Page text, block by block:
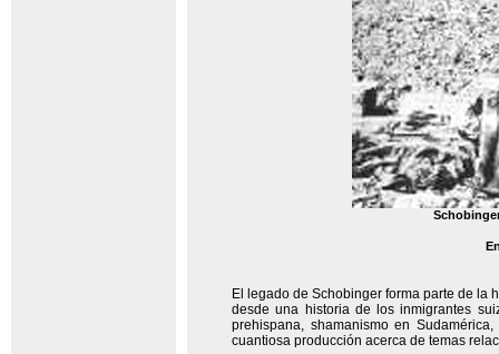
El legado de Schobinger forma parte de la
desde una historia de los inmigrantes
prehispana, shamanismo en
cuantiosa producción acerca de temas